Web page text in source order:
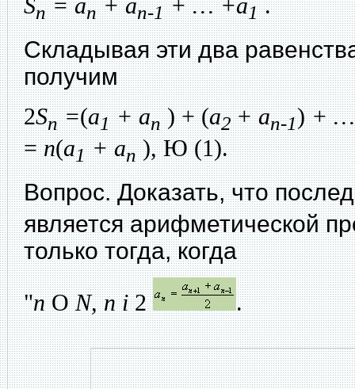
n n n-1 1
Складывая эти два
получим
2Sn=(a1+ an ) + (a2+ an-1)+
=n(a1+ an ),Ю(1).
Вопрос. Доказать, что
является арифметической
только тогда, когда
"n О N, nі 2 .